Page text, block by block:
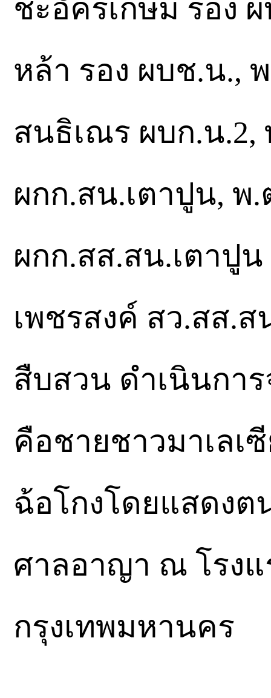
ชะอัครเกษม รอง
หล้า รอง ผบช.น.,
สนธิเณร ผบก.น
ผกก.สน.เตาปูน, พ
ผกก.สส.สน.เตาปู
เพชรสงค์ สว.สส.
สืบสวน ดำเนินกา
คือชายชาวมาเลเ
ฉ้อโกงโดยแสดง
ศาลอาญา ณ โรง
กรุงเทพมหานคร